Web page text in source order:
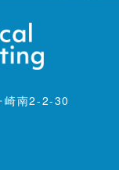
崎南2-2-30